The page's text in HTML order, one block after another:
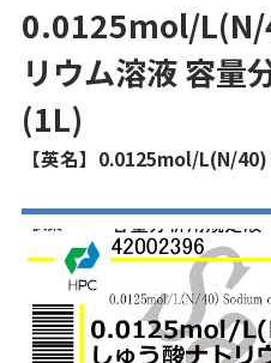
0.0125mol/L(N/
リウム溶液 容量
(1L)
【英名】0.0125mol/L(N/